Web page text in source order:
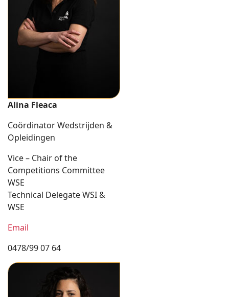
Alina Fleaca
Coördinator Wedstrijden &
Opleidingen
Vice – Chair of the
Competitions Committee
WSE
Technical Delegate WSI &
WSE
Email
0478/99 07 64